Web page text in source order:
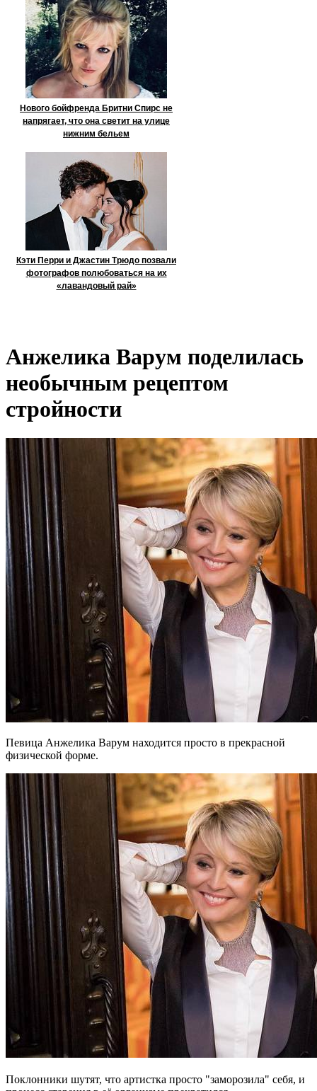
Нового бойфренда Бритни Спирс не
напрягает, что она светит на улице
нижним бельем
Кэти Перри и Джастин Трюдо позвали
фотографов полюбоваться на их
«лавандовый рай»
Анжелика Варум поделилась
необычным рецептом
стройности
Певица Анжелика Варум находится просто в прекрасной
физической форме.
Поклонники шутят, что артистка просто "заморозила" себя, и